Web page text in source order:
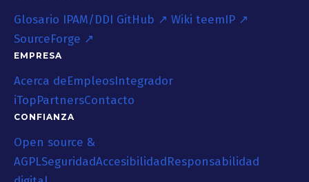
Glosario IPAM/DDI GitHub ↗ Wiki teemIP ↗
SourceForge ↗
EMPRESA
Acerca deEmpleosIntegrador
iTopPartnersContacto
CONFIANZA
Open source &
AGPLSeguridadAccesibilidadResponsabilidad